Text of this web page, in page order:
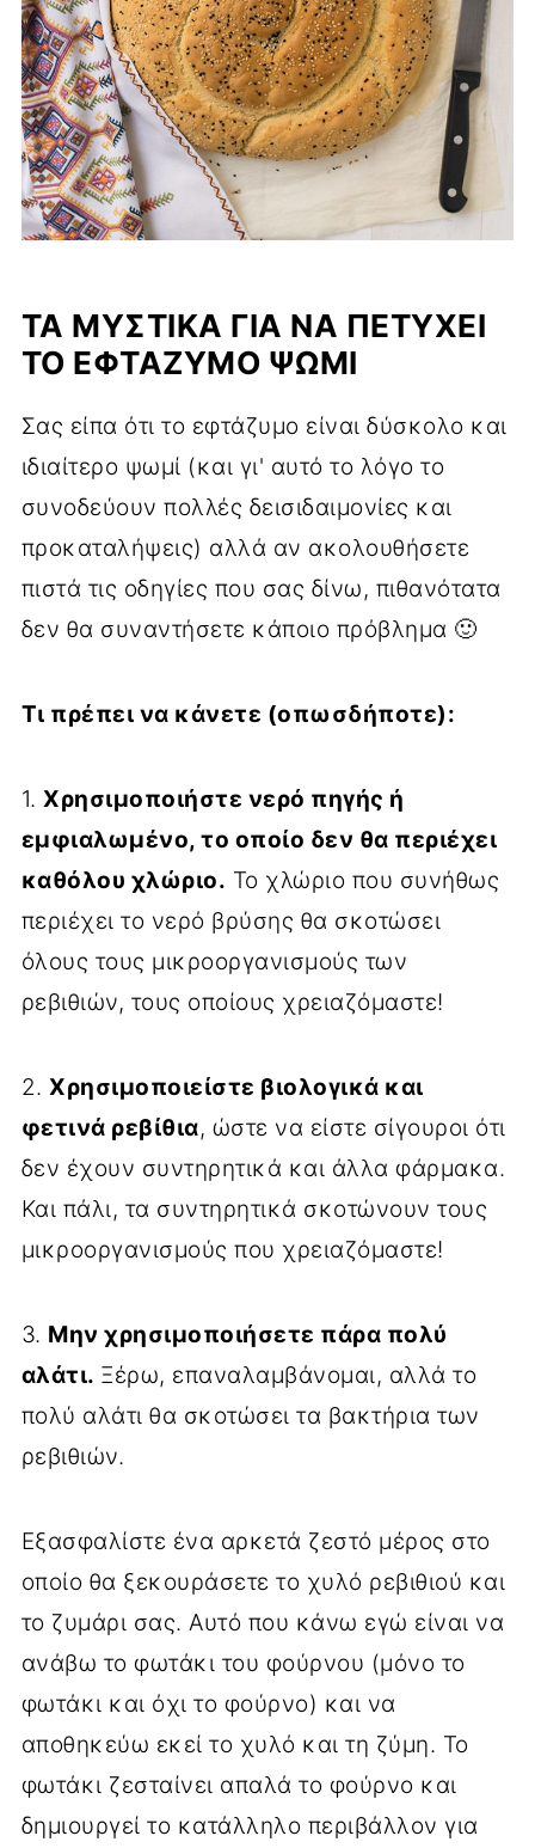
ΤΑ ΜΥΣΤΙΚΆ ΓΙΑ ΝΑ ΠΕΤΎΧΕΙ
ΤΟ ΕΦΤΆΖΥΜΟ ΨΩΜΊ
Σας είπα ότι το εφτάζυμο είναι δύσκολο και
ιδιαίτερο ψωμί (και γι' αυτό το λόγο το
συνοδεύουν πολλές δεισιδαιμονίες και
προκαταλήψεις) αλλά αν ακολουθήσετε
πιστά τις οδηγίες που σας δίνω, πιθανότατα
δεν θα συναντήσετε κάποιο πρόβλημα 🙂
Τι πρέπει να κάνετε (οπωσδήποτε):
1.Χρησιμοποιήστε νερό πηγής ή
εμφιαλωμένο, το οποίο δεν θα περιέχει
καθόλου χλώριο. Το χλώριο που συνήθως
περιέχει το νερό βρύσης θα σκοτώσει
όλους τους μικροοργανισμούς των
ρεβιθιών, τους οποίους χρειαζόμαστε!
2.Χρησιμοποιείστε βιολογικά και
φετινά ρεβίθια, ώστε να είστε σίγουροι ότι
δεν έχουν συντηρητικά και άλλα φάρμακα.
Και πάλι, τα συντηρητικά σκοτώνουν τους
μικροοργανισμούς που χρειαζόμαστε!
3. Μην χρησιμοποιήσετε πάρα πολύ
αλάτι. Ξέρω, επαναλαμβάνομαι, αλλά το
πολύ αλάτι θα σκοτώσει τα βακτήρια των
ρεβιθιών.
Εξασφαλίστε ένα αρκετά ζεστό μέρος στο
οποίο θα ξεκουράσετε το χυλό ρεβιθιού και
το ζυμάρι σας. Αυτό που κάνω εγώ είναι να
ανάβω το φωτάκι του φούρνου (μόνο το
φωτάκι και όχι το φούρνο) και να
αποθηκεύω εκεί το χυλό και τη ζύμη. Το
φωτάκι ζεσταίνει απαλά το φούρνο και
δημιουργεί το κατάλληλο περιβάλλον για